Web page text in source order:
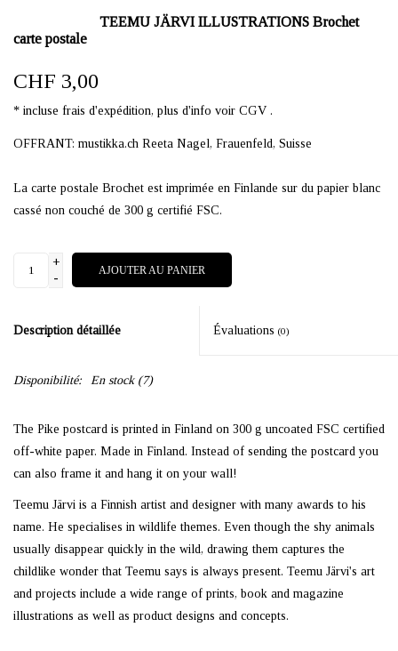
TEEMU JÄRVI ILLUSTRATIONS Brochet
carte postale
CHF 3,00
* incluse frais d'expédition, plus d'info voir CGV .
OFFRANT: mustikka.ch Reeta Nagel, Frauenfeld, Suisse
La carte postale Brochet est imprimée en Finlande sur du papier blanc
cassé non couché de 300 g certifié FSC.
+
-
AJOUTER AU PANIER
Description détaillée Évaluations (0)
Disponibilité: En stock(7)
The Pike postcard is printed in Finland on 300 g uncoated FSC certified
off-white paper. Made in Finland. Instead of sending the postcard you
can also frame it and hang it on your wall!
Teemu Järvi is a Finnish artist and designer with many awards to his
name. He specialises in wildlife themes. Even though the shy animals
usually disappear quickly in the wild, drawing them captures the
childlike wonder that Teemu says is always present. Teemu Järvi's art
and projects include a wide range of prints, book and magazine
illustrations as well as product designs and concepts.